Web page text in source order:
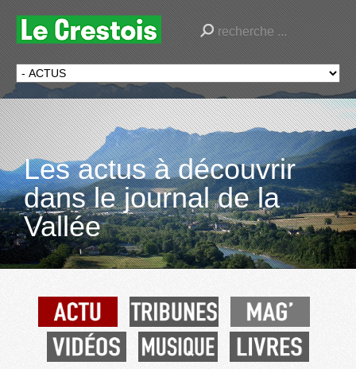
Les actus à découvrir
dans le journal de la
Vallée